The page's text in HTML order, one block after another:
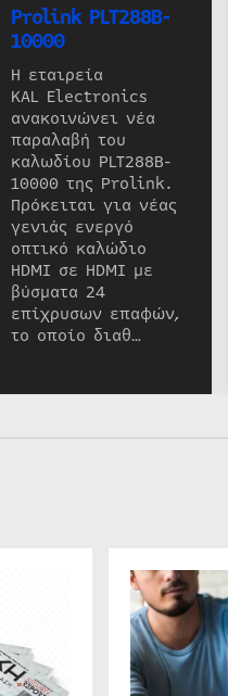
Prolink PLT288B-
10000
Η εταιρεία
KAL Electronics
ανακοινώνει νέα
παραλαβή του
καλωδίου PLT288B-
10000 της Prolink.
Πρόκειται για νέας
γενιάς ενεργό
οπτικό καλώδιο
HDMI σε HDMI με
βύσματα 24
επίχρυσων επαφών,
το οποίο διαθ…